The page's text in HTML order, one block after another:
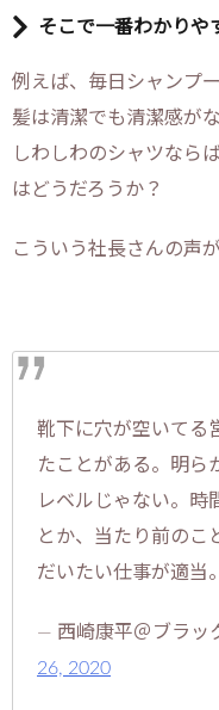
そこで一番わかりや
例えば、毎日シャンプ
髪は清潔でも清潔感が
しわしわのシャツなら
はどうだろうか？
こういう社長さんの声
靴下に穴が空いてる
たことがある。明ら
レベルじゃない。時
とか、当たり前のこ
だいたい仕事が適当
— 西崎康平＠ブラッ
26, 2020